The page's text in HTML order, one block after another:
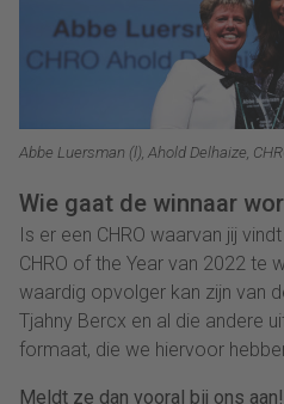
Abbe Luersman (l), Ahold Delhaize,
Wie gaat de winnaar
Is er een CHRO waarvan jij
CHRO of the Year van 2022 te
waardig opvolger kan zijn van
Tjahny Bercx en al die andere
formaat, die we hiervoor
Meldt ze dan vooral bij ons aan!